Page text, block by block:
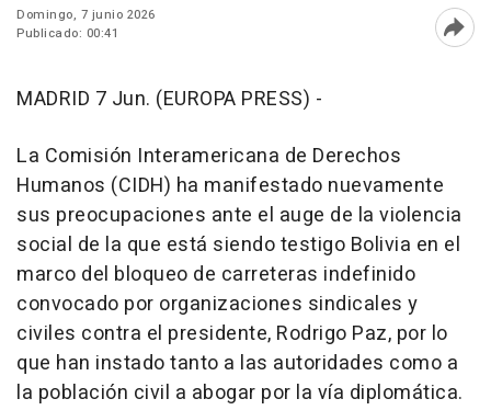
Domingo, 7 junio 2026
Publicado: 00:41
MADRID 7 Jun. (EUROPA PRESS) -
La Comisión Interamericana de Derechos
Humanos (CIDH) ha manifestado nuevamente
sus preocupaciones ante el auge de la violencia
social de la que está siendo testigo Bolivia en el
marco del bloqueo de carreteras indefinido
convocado por organizaciones sindicales y
civiles contra el presidente, Rodrigo Paz, por lo
que han instado tanto a las autoridades como a
la población civil a abogar por la vía diplomática.